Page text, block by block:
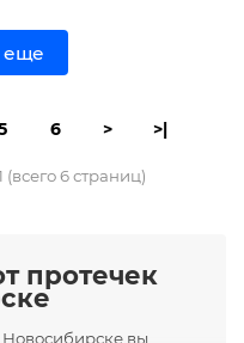
еще
6 > >|
(всего 6 страниц)
протечек
Новосибирске вы